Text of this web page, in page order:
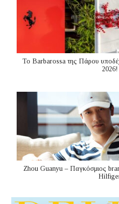
Το Barbarossa της Πάρου
2026!
Zhou Guanyu – Παγκόσμιος